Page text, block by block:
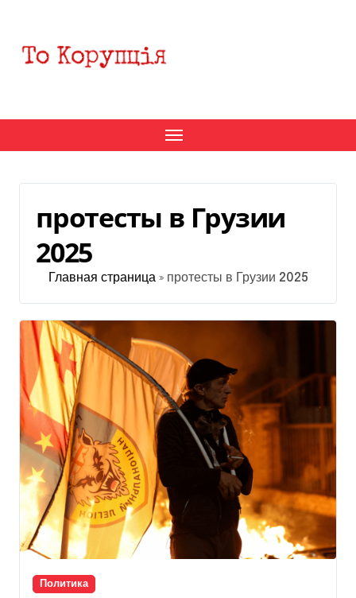
содержанию
протесты в Грузии
2025
Главная страница» протесты в Грузии 2025
Политика